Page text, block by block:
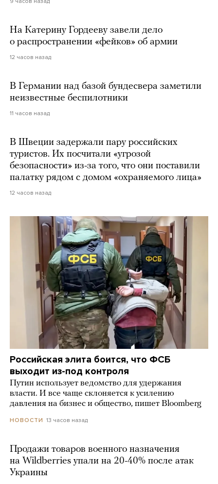
На Катерину Гордееву завели дело
о распространении «фейков» об армии
12 часов назад
В Германии над базой бундесвера заметили
неизвестные беспилотники
11 часов назад
В Швеции задержали пару российских
туристов. Их посчитали «угрозой
безопасности» из-за того, что они поставили
палатку рядом с домом «охраняемого лица»
12 часов назад
Российская элита боится, что ФСБ
выходит из-под контроля
Путин использует ведомство для удержания
власти. И все чаще склоняется к усилению
давления на бизнес и общество, пишет Bloomberg
НОВОСТИ 13 часов назад
Продажи товаров военного назначения
на Wildberries упали на 20-40% после атак
Украины